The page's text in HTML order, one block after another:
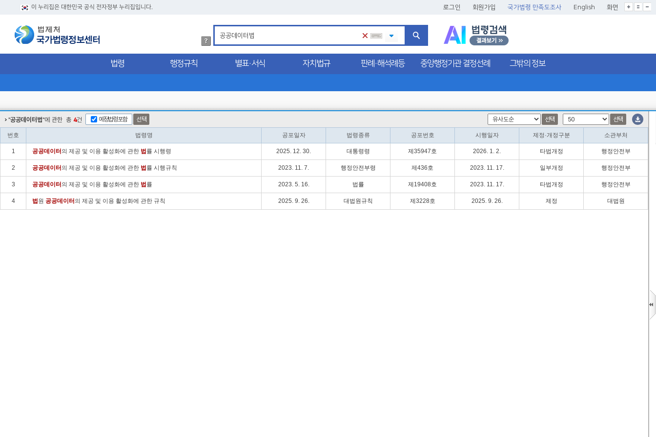
이 누리집은 대한민국 공식 전자정부 누리집입니다. 로그인 회원가입 국가법령 만족도조사 English 화면
글씨크기확대
글씨크기확대초기화
글씨크기축소
법
령
검
법령 행정규칙 별표·서식 자치법규 판례·해석례등 중앙행정기관 결정선례 그밖의 정보
"공공데이터법"에 관한 총 4건 예정법령포함 선택 선택 선택
번호 법령명 공포일자 법령종류 공포번호 시행일자 제정·개정구분 소관부처
1 공공데이터 의 제공 및 이용 활성화에 관한 법 률 시행령 2025. 12. 30. 대통령령 제35947호 2026. 1. 2. 타법개정 행정안전부
2 공공데이터 의 제공 및 이용 활성화에 관한 법 률 시행규칙 2023. 11. 7. 행정안전부령 제436호 2023. 11. 17. 일부개정 행정안전부
3 공공데이터 의 제공 및 이용 활성화에 관한 법 률 2023. 5. 16. 법률 제19408호 2023. 11. 17. 타법개정 행정안전부
4 법 원 공공데이터 의 제공 및 이용 활성화에 관한 규칙 2025. 9. 26. 대법원규칙 제3228호 2025. 9. 26. 제정 대법원